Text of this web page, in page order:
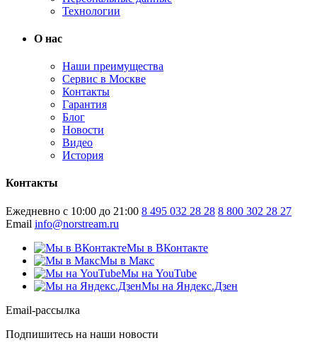
Технологии
О нас
Наши преимущества
Сервис в Москве
Контакты
Гарантия
Блог
Новости
Видео
История
Контакты
Ежедневно с 10:00 до 21:00 8 495 032 28 28 8 800 302 28 27
Email info@norstream.ru
Мы в ВКонтакте
Мы в Макс
Мы на YouTube
Мы на Яндекс.Дзен
Email-рассылка
Подпишитесь на наши новости